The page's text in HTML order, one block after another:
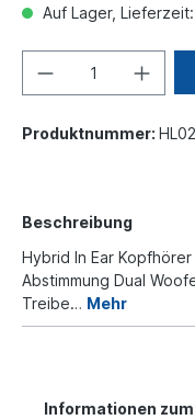
Auf Lager,
Produktnummer:
Beschreibung
Hybrid In Ear
Abstimmung Dual
Treibe… Mehr
Informationen